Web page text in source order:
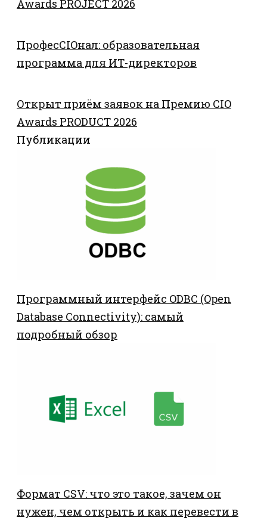
Awards PROJECT 2026
ПрофесCIOнал: образовательная
программа для ИТ-директоров
Открыт приём заявок на Премию CIO
Awards PRODUCT 2026
Публикации
Программный интерфейс ODBC (Open
Database Connectivity): самый
подробный обзор
Формат CSV: что это такое, зачем он
нужен, чем открыть и как перевести в